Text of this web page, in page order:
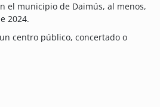
el municipio de Daimús, al menos,
2024.
centro público, concertado o